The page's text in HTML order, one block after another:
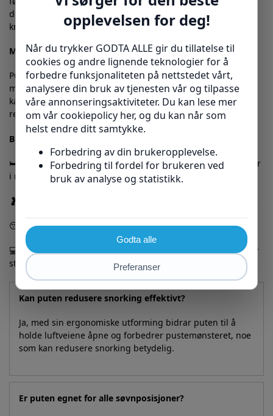
denne puten får du en løsning som aktivt former seg etter
kroppen din og forebygger disse plagene.
Materiale og pleie – hold puten fresh og hygienisk
Puten har et trekk laget av bomull og polyester som føles
mykt mot huden og puster godt. Trekket er enkelt å ta av og
kan vaskes i maskin, noe som gjør det enkelt å holde puten
ren og frisk over lang tid.
Bruksområder og ideelle brukere:
🛏️ Personer som ønsker å forbedre søvn og redusere smerter
i nakke og skuldre
🤰 Gravide som trenger ekstra støtte for en komfortabel hvile
😴 De som snorker og ønsker å fremme bedre pust
💻 De som trenger en allsidig pute til avslapning, lesing eller
støtte i sofaen
Kan puten redusere snorking effektivt?
Ja, med sin ergonomiske utforming bidrar puten til å
holde luftveiene åpne og forbedrer pustemønsteret, noe
som kan redusere snorking betydelig.
Er puten egnet for alle søvnposisjoner?